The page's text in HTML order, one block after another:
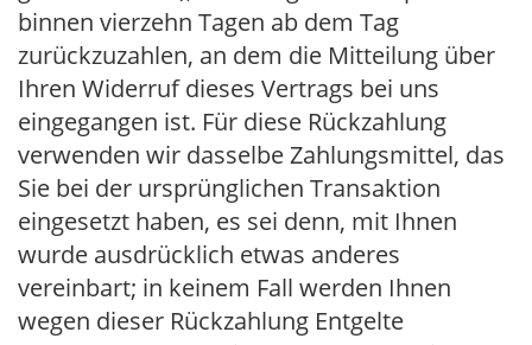
binnen vierzehn Tagen ab dem Tag
zurückzuzahlen, an dem die Mitteilung über
Ihren Widerruf dieses Vertrags bei uns
eingegangen ist. Für diese Rückzahlung
verwenden wir dasselbe Zahlungsmittel, das
Sie bei der ursprünglichen Transaktion
eingesetzt haben, es sei denn, mit Ihnen
wurde ausdrücklich etwas anderes
vereinbart; in keinem Fall werden Ihnen
wegen dieser Rückzahlung Entgelte